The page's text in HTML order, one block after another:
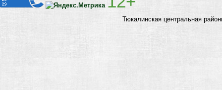
Тюкалинская центральная